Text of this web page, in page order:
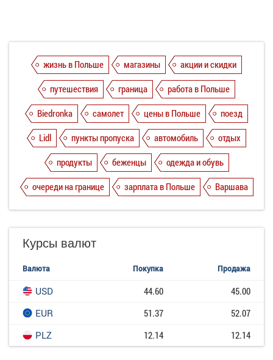
жизнь в Польше магазины
акции и скидки
путешествия
граница
работа в Польше
Biedronka
самолет цены в Польше
поезд
Lidl
пункты пропуска автомобиль
отдых
продукты
беженцы
одежда и обувь
очереди на границе
зарплата в Польше Варшава
Курсы валют
Валюта Покупка Продажа
USD 44.60
45.00
EUR
51.37
52.07
PLZ
12.14 12.14